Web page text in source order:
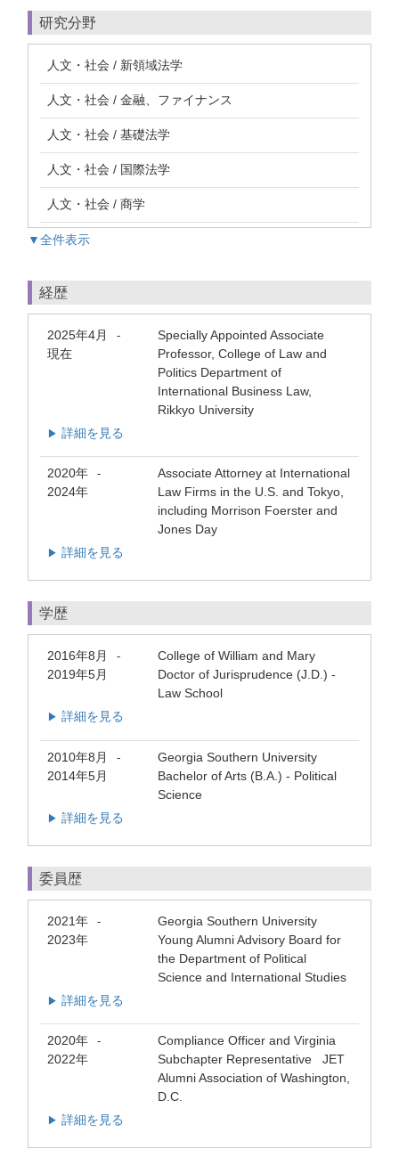
研究分野
人文・社会 / 新領域法学
人文・社会 / 金融、ファイナンス
人文・社会 / 基礎法学
人文・社会 / 国際法学
人文・社会 / 商学
▼全件表示
経歴
2025年4月 -
現在
Specially Appointed Associate
Professor, College of Law and
Politics Department of
International Business Law,
Rikkyo University
▶ 詳細を見る
2020年 -
2024年
Associate Attorney at International
Law Firms in the U.S. and Tokyo,
including Morrison Foerster and
Jones Day
▶ 詳細を見る
学歴
2016年8月 -
2019年5月
College of William and Mary
Doctor of Jurisprudence (J.D.) -
Law School
▶ 詳細を見る
2010年8月 -
2014年5月
Georgia Southern University
Bachelor of Arts (B.A.) - Political
Science
▶ 詳細を見る
委員歴
2021年 -
2023年
Georgia Southern University
Young Alumni Advisory Board for
the Department of Political
Science and International Studies
▶ 詳細を見る
2020年 -
2022年
Compliance Officer and Virginia
Subchapter Representative JET
Alumni Association of Washington,
D.C.
▶ 詳細を見る